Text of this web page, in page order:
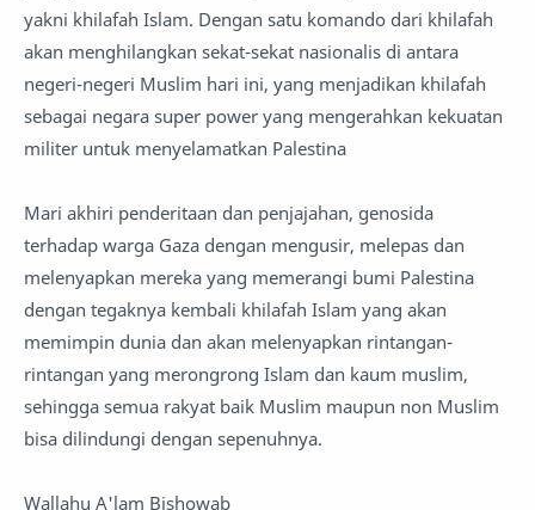
yakni khilafah Islam. Dengan satu komando dari khilafah
akan menghilangkan sekat-sekat nasionalis di antara
negeri-negeri Muslim hari ini, yang menjadikan khilafah
sebagai negara super power yang mengerahkan kekuatan
militer untuk menyelamatkan Palestina
Mari akhiri penderitaan dan penjajahan, genosida
terhadap warga Gaza dengan mengusir, melepas dan
melenyapkan mereka yang memerangi bumi Palestina
dengan tegaknya kembali khilafah Islam yang akan
memimpin dunia dan akan melenyapkan rintangan-
rintangan yang merongrong Islam dan kaum muslim,
sehingga semua rakyat baik Muslim maupun non Muslim
bisa dilindungi dengan sepenuhnya.
Wallahu A'lam Bishowab